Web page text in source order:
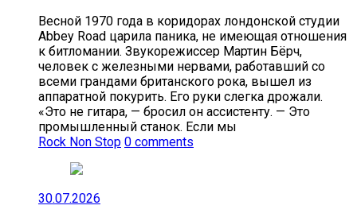
Весной 1970 года в коридорах лондонской студии
Abbey Road царила паника, не имеющая отношения
к битломании. Звукорежиссер Мартин Бёрч,
человек с железными нервами, работавший со
всеми грандами британского рока, вышел из
аппаратной покурить. Его руки слегка дрожали.
«Это не гитара, — бросил он ассистенту. — Это
промышленный станок. Если мы
Rock Non Stop 0 comments
30.07.2026